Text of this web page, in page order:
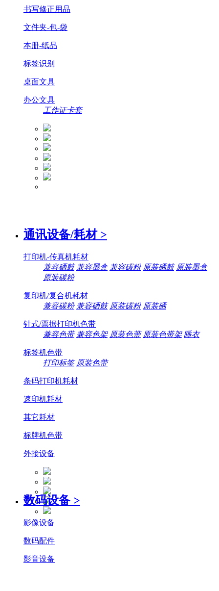
书写修正用品
文件夹-包-袋
本册-纸品
标签识别
桌面文具
办公文具
工作证卡套
通讯设备/耗材 >
打印机-传真机耗材
兼容硒鼓 兼容墨盒 兼容碳粉 原装硒鼓 原装墨盒
原装碳粉
复印机/复合机耗材
兼容碳粉 兼容硒鼓 原装碳粉 原装硒
针式/票据打印机色带
兼容色带 兼容色架 原装色带 原装色带架 睡衣
标签机色带
打印标签 原装色带
条码打印机耗材
速印机耗材
其它耗材
标牌机色带
外接设备
数码设备 >
影像设备
数码配件
影音设备